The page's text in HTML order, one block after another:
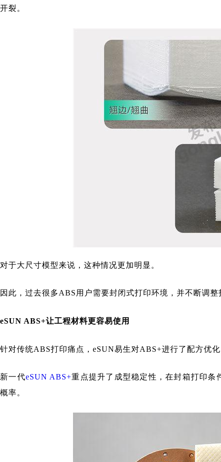
开裂。
对于大尺寸模型来说，这种情况更加明显。
因此，过去很多ABS用户需要封闭式打印环境，并不断调整
eSUN ABS+让工程材料更容易使用
针对传统ABS打印痛点，eSUN易生对ABS+进行了配方优
新一代eSUN ABS+重点提升了成型稳定性，在封箱打印条
概率。